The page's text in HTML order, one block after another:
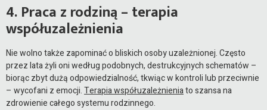
4. Praca z rodziną – terapia
współuzależnienia
Nie wolno także zapominać o bliskich osoby uzależnionej. Często
przez lata żyli oni według podobnych, destrukcyjnych schematów –
biorąc zbyt dużą odpowiedzialność, tkwiąc w kontroli lub przeciwnie
– wycofani z emocji.Terapia współuzależnieniato szansa na
zdrowienie całego systemu rodzinnego.